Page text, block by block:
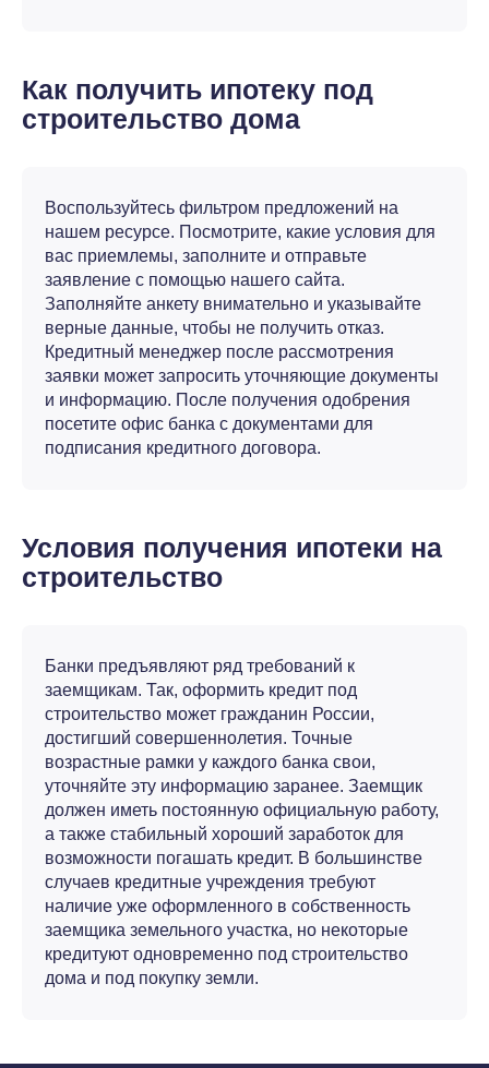
Как получить ипотеку под
строительство дома
Воспользуйтесь фильтром предложений на
нашем ресурсе. Посмотрите, какие условия для
вас приемлемы, заполните и отправьте
заявление с помощью нашего сайта.
Заполняйте анкету внимательно и указывайте
верные данные, чтобы не получить отказ.
Кредитный менеджер после рассмотрения
заявки может запросить уточняющие документы
и информацию. После получения одобрения
посетите офис банка с документами для
подписания кредитного договора.
Условия получения ипотеки на
строительство
Банки предъявляют ряд требований к
заемщикам. Так, оформить кредит под
строительство может гражданин России,
достигший совершеннолетия. Точные
возрастные рамки у каждого банка свои,
уточняйте эту информацию заранее. Заемщик
должен иметь постоянную официальную работу,
а также стабильный хороший заработок для
возможности погашать кредит. В большинстве
случаев кредитные учреждения требуют
наличие уже оформленного в собственность
заемщика земельного участка, но некоторые
кредитуют одновременно под строительство
дома и под покупку земли.